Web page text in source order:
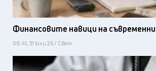
Финансовите навици на
08:41, 31 юли 26 / Свят